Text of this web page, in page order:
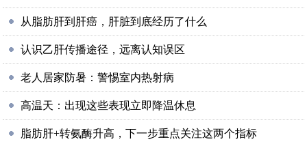
从脂肪肝到肝癌，肝脏到底经历了什么
认识乙肝传播途径，远离认知误区
老人居家防暑：警惕室内热射病
高温天：出现这些表现立即降温休息
脂肪肝+转氨酶升高，下一步重点关注这两个指标